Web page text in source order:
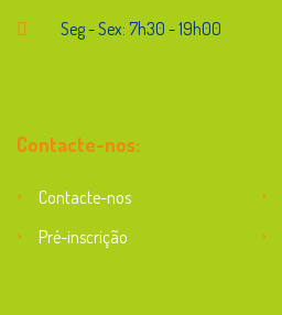
Seg - Sex: 7h30 - 19h00
Contacte-nos:
Contacte-nos
Pré-inscrição